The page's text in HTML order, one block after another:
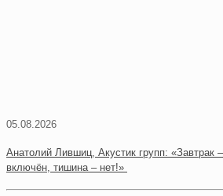
05.08.2026
Анатолий Лившиц, Акустик групп: «Завтрак –
включён, тишина – нет!»